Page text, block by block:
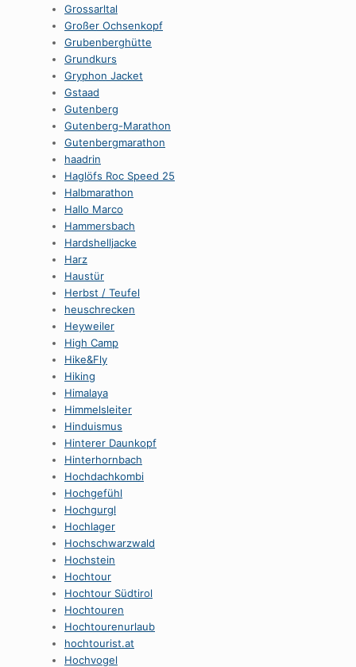
Grossarltal
Großer Ochsenkopf
Grubenberghütte
Grundkurs
Gryphon Jacket
Gstaad
Gutenberg
Gutenberg-Marathon
Gutenbergmarathon
haadrin
Haglöfs Roc Speed 25
Halbmarathon
Hallo Marco
Hammersbach
Hardshelljacke
Harz
Haustür
Herbst / Teufel
heuschrecken
Heyweiler
High Camp
Hike&Fly
Hiking
Himalaya
Himmelsleiter
Hinduismus
Hinterer Daunkopf
Hinterhornbach
Hochdachkombi
Hochgefühl
Hochgurgl
Hochlager
Hochschwarzwald
Hochstein
Hochtour
Hochtour Südtirol
Hochtouren
Hochtourenurlaub
hochtourist.at
Hochvogel